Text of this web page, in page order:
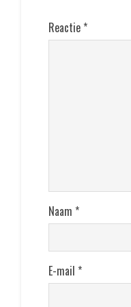
Reactie *
Naam *
E-mail *